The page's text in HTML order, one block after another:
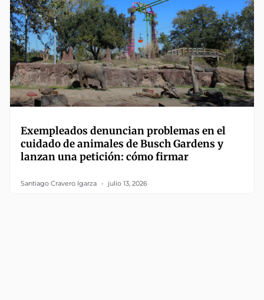
Exempleados denuncian problemas en el
cuidado de animales de Busch Gardens y
lanzan una petición: cómo firmar
Santiago Cravero Igarza julio 13, 2026